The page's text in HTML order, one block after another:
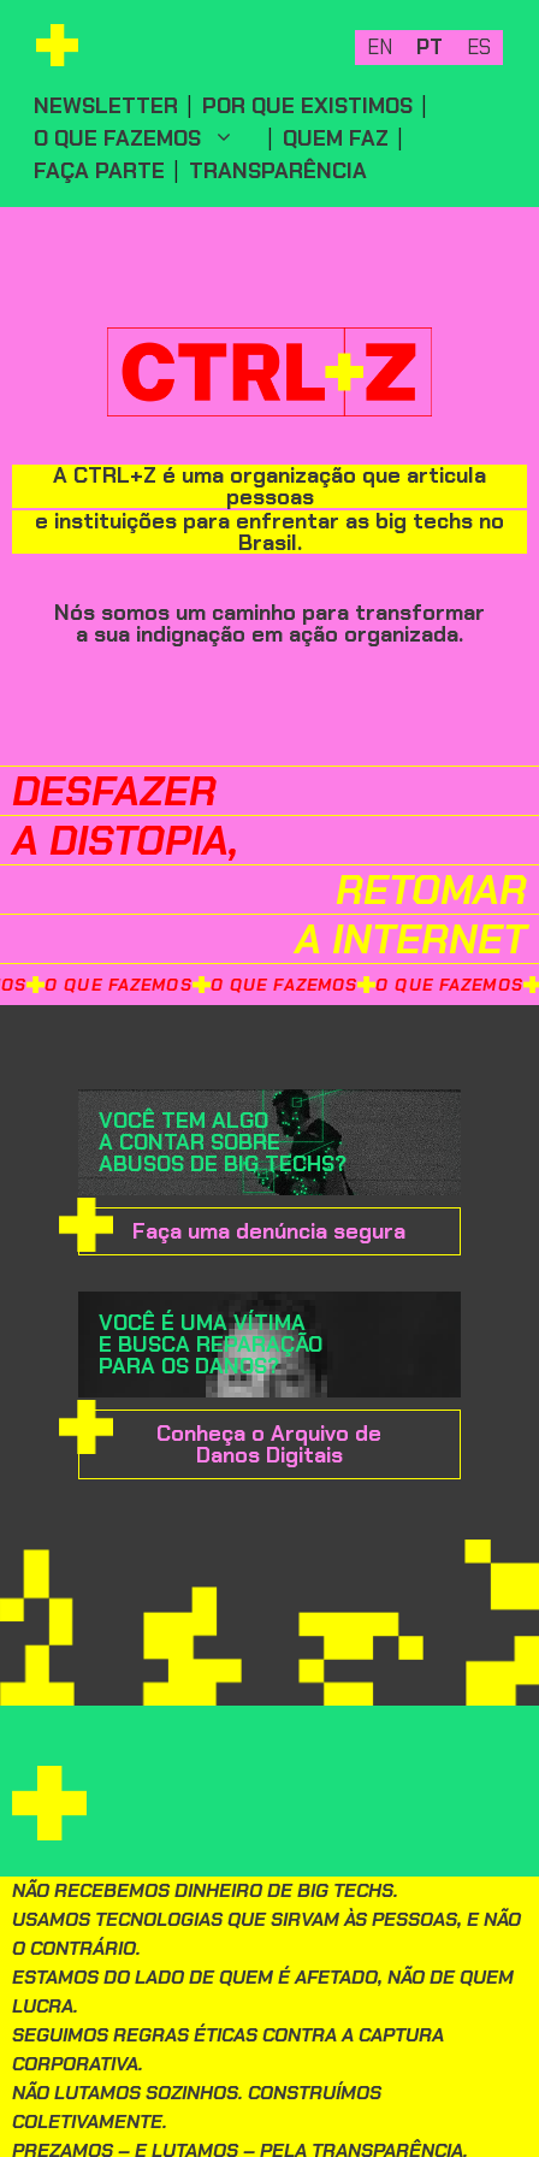
para
conteúdo
NEWSLETTER
POR QUE EXISTIMOS
O QUE FAZEMOS
QUEM FAZ
FAÇA PARTE
TRANSPARÊNCIA
A CTRL+Z é uma organização que articula
pessoas
e instituições para enfrentar as big techs no
Brasil.
Nós somos um caminho para transformar
a sua indignação em ação organizada.
DESFAZER
A DISTOPIA,
RETOMAR
A INTERNET
O QUE FAZEMOS O QUE FAZEMOS O QUE FAZEMOS
VOCÊ TEM ALGO
A CONTAR SOBRE
ABUSOS DE BIG TECHS?
Faça uma denúncia segura
VOCÊ É UMA VÍTIMA
E BUSCA REPARAÇÃO
PARA OS DANOS?
Conheça o Arquivo de
Danos Digitais
NÃO RECEBEMOS DINHEIRO DE BIG TECHS.
USAMOS TECNOLOGIAS QUE SIRVAM ÀS PESSOAS, E NÃO
O CONTRÁRIO.
ESTAMOS DO LADO DE QUEM É AFETADO, NÃO DE QUEM
LUCRA.
SEGUIMOS REGRAS ÉTICAS CONTRA A CAPTURA
CORPORATIVA.
NÃO LUTAMOS SOZINHOS. CONSTRUÍMOS
COLETIVAMENTE.
PREZAMOS – E LUTAMOS – PELA TRANSPARÊNCIA.
EN PT ES